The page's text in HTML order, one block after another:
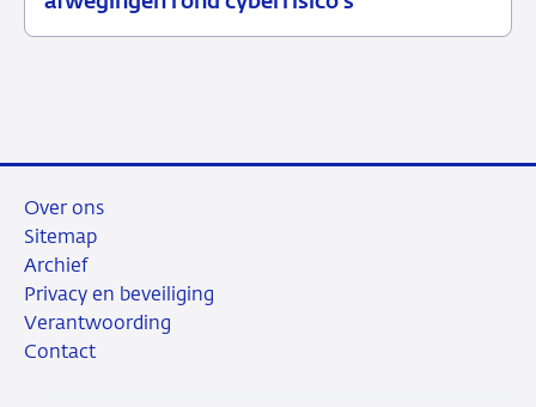
Over ons
Sitemap
Archief
Privacy en beveiliging
Verantwoording
Contact